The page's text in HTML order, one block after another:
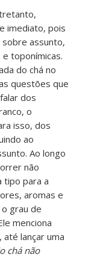
imediato, pois
sobre assunto,
toponímicas.
do chá no
questões que
dos
o
isso, dos
ao
Ao longo
não
tipo para a
aromas e
grau de
menciona
até lançar uma
chá não